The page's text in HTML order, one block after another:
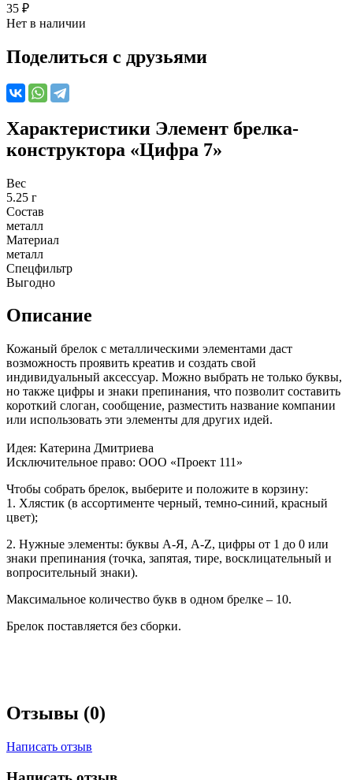
35 ₽
Нет в наличии
Поделиться с друзьями
Характеристики Элемент брелка-
конструктора «Цифра 7»
Вес
5.25 г
Состав
металл
Материал
металл
Спецфильтр
Выгодно
Описание
Кожаный брелок с металлическими элементами даст
возможность проявить креатив и создать свой
индивидуальный аксессуар. Можно выбрать не только буквы,
но также цифры и знаки препинания, что позволит составить
короткий слоган, сообщение, разместить название компании
или использовать эти элементы для других идей.
Идея: Катерина Дмитриева
Исключительное право: ООО «Проект 111»
Чтобы собрать брелок, выберите и положите в корзину:
1. Хлястик (в ассортименте черный, темно-синий, красный
цвет);
2. Нужные элементы: буквы А-Я, A-Z, цифры от 1 до 0 или
знаки препинания (точка, запятая, тире, восклицательный и
вопросительный знаки).
Максимальное количество букв в одном брелке – 10.
Брелок поставляется без сборки.
Отзывы (0)
Написать отзыв